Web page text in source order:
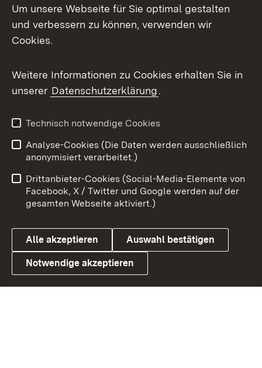
Facebook
X / Twitter
Youtube
Link zum Landesportal
Impressum
Kontakt
Barrierefreiheit
Datenschutz
Cookies
Um unsere Webseite für Sie optimal gestalten
und verbessern zu können, verwenden wir
Cookies.
Weitere Informationen zu Cookies erhalten Sie in
unserer Datenschutzerklärung.
Technisch notwendige Cookies
Analyse-Cookies (Die Daten werden ausschließlich
anonymisiert verarbeitet.)
Drittanbieter-Cookies (Social-Media-Elemente von
Facebook, X / Twitter und Google werden auf der
gesamten Webseite aktiviert.)
Alle akzeptieren Auswahl bestätigen
Notwendige akzeptieren